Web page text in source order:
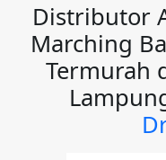
Distributor
Marching
Termurah